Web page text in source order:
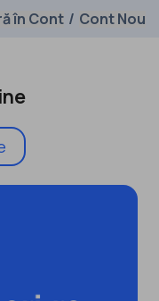
în Cont / Cont Nou